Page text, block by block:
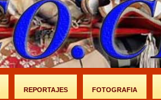
REPORTAJES FOTOGRAFIA